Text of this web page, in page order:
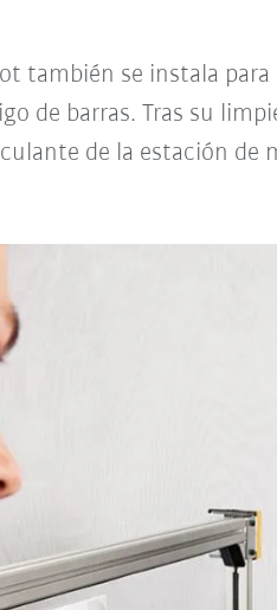
también se instala
de barras. Tras su
de la estación de